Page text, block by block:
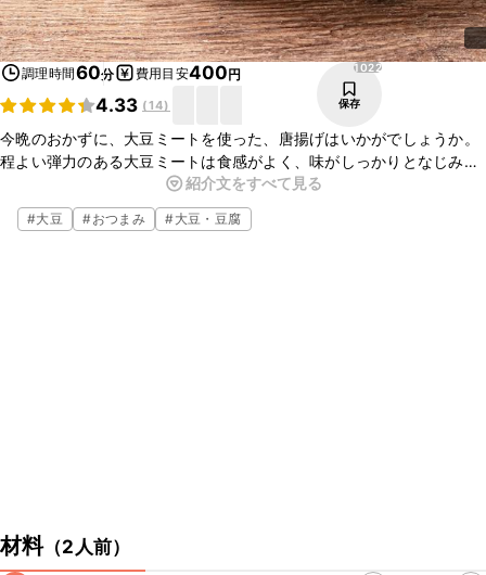
調理時間60分 費用目安400円
4.33 (14)
1022
保存
今晩のおかずに、大豆ミートを使った、唐揚げはいかがでしょうか。
程よい弾力のある大豆ミートは食感がよく、味がしっかりとなじみ、
とてもおいしいですよ。ぜひ試しに作ってみてくださいね。
紹介文をすべて見る
#大豆 #おつまみ #大豆・豆腐
材料（2人前）